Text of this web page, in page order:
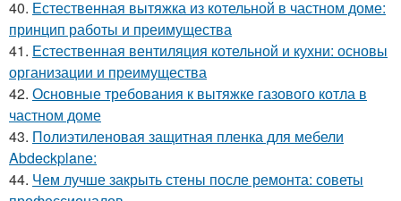
40. Естественная вытяжка из котельной в частном доме:
принцип работы и преимущества
41. Естественная вентиляция котельной и кухни: основы
организации и преимущества
42. Основные требования к вытяжке газового котла в
частном доме
43. Полиэтиленовая защитная пленка для мебели
Abdeckplane:
44. Чем лучше закрыть стены после ремонта: советы